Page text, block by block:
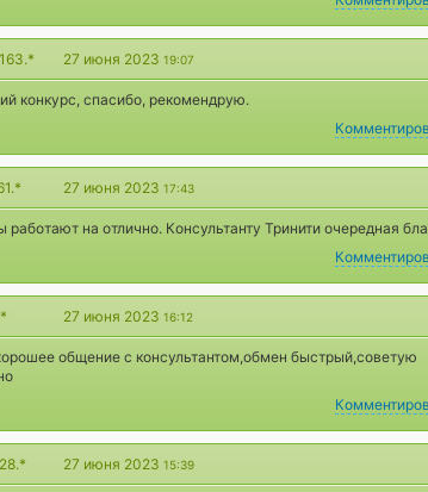
27 июня 2023 19:07
конкурс, спасибо, рекомендрую.
27 июня 2023 17:43
на отлично. Консультанту Тринити очередная
27 июня 2023 16:12
общение с консультантом,обмен быстрый,советую
27 июня 2023 15:39